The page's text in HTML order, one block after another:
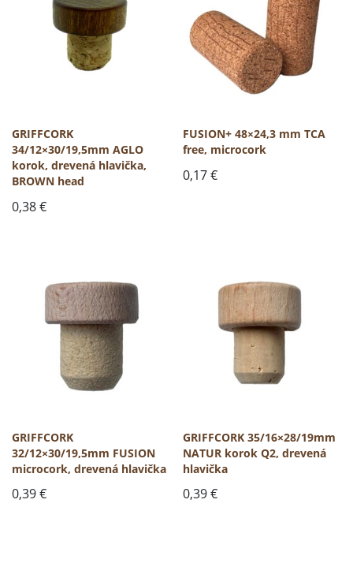
GRIFFCORK
34/12×30/19,5mm AGLO
korok, drevená hlavička,
BROWN head
0,38€
FUSION+ 48×24,3 mm TCA
free, microcork
0,17€
GRIFFCORK
32/12×30/19,5mm FUSION
microcork, drevená hlavička
0,39€
GRIFFCORK 35/16×28/19mm
NATUR korok Q2, drevená
hlavička
0,39€